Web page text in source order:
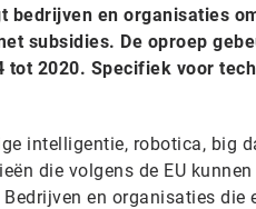
bedrijven en organisaties
subsidies. De oproep
tot 2020. Specifiek voor
intelligentie, robotica, big
die volgens de EU
en organisaties die